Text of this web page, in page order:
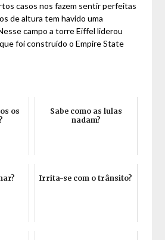
casos nos fazem sentir perfeitas
de altura tem havido uma
campo a torre Eiffel liderou
foi construído o Empire State
os
Sabe como as lulas
nadam?
Irrita-se com o trânsito?